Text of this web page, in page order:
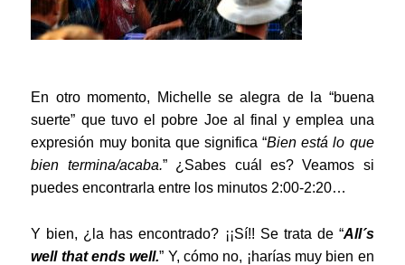
En otro momento, Michelle se alegra de la “buena
suerte” que tuvo el pobre Joe al final y emplea una
expresión muy bonita que significa “Bien está lo que
bien termina/acaba.” ¿Sabes cuál es? Veamos si
puedes encontrarla entre los minutos 2:00-2:20…
Y bien, ¿la has encontrado? ¡¡Sí!! Se trata de “All´s
well that ends well.” Y, cómo no, ¡harías muy bien en